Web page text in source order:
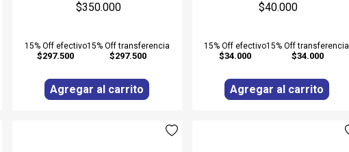
$350.000
15% Off efectivo
$297.500
15% Off transferencia
$297.500
Agregar al carrito
$40.000
15% Off efectivo
$34.000
15% Off transferencia
$34.000
Agregar al carrito